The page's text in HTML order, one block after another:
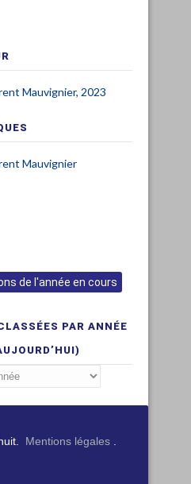
Mauvignier, 2023
Mauvignier
de l'année en cours
PAR ANNÉE
Mentions légales .